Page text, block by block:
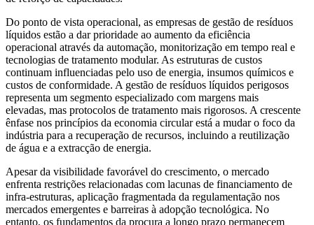
Do ponto de vista operacional, as empresas de gestão de resíduos
líquidos estão a dar prioridade ao aumento da eficiência
operacional através da automação, monitorização em tempo real e
tecnologias de tratamento modular. As estruturas de custos
continuam influenciadas pelo uso de energia, insumos químicos e
custos de conformidade. A gestão de resíduos líquidos perigosos
representa um segmento especializado com margens mais
elevadas, mas protocolos de tratamento mais rigorosos. A crescente
ênfase nos princípios da economia circular está a mudar o foco da
indústria para a recuperação de recursos, incluindo a reutilização
de água e a extracção de energia.
Apesar da visibilidade favorável do crescimento, o mercado
enfrenta restrições relacionadas com lacunas de financiamento de
infra-estruturas, aplicação fragmentada da regulamentação nos
mercados emergentes e barreiras à adopção tecnológica. No
entanto, os fundamentos da procura a longo prazo permanecem